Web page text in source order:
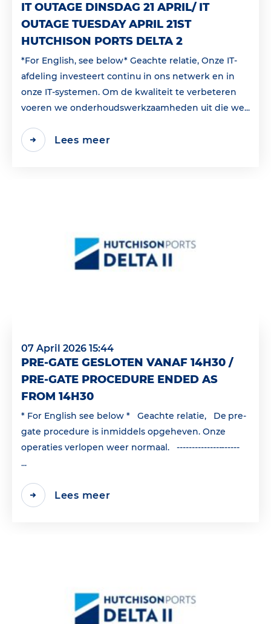
IT OUTAGE DINSDAG 21 APRIL/ IT
OUTAGE TUESDAY APRIL 21ST
HUTCHISON PORTS DELTA 2
*For English, see below* Geachte relatie, Onze IT-
afdeling investeert continu in ons netwerk en in
onze IT-systemen. Om de kwaliteit te verbeteren
voeren we onderhoudswerkzaamheden uit die we...
Lees meer
07 April 2026 15:44
PRE-GATE GESLOTEN VANAF 14H30 /
PRE-GATE PROCEDURE ENDED AS
FROM 14H30
* For English see below * Geachte relatie, De pre-
gate procedure is inmiddels opgeheven. Onze
operaties verlopen weer normaal. ---------------------
...
Lees meer